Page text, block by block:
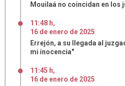
Mouilaá no coincidan en los
11:48 h,
16 de enero de 2025
Errejón, a su llegada al
mi inocencia"
11:45 h,
16 de enero de 2025